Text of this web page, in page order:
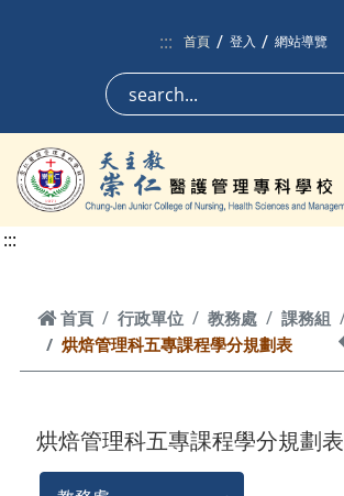
:::
首頁 登入 網站導覽
:::
首頁
首頁 行政單位 教務處 課務組
烘焙管理科五專課程學分規劃表
烘焙管理科五專課程學分規劃表